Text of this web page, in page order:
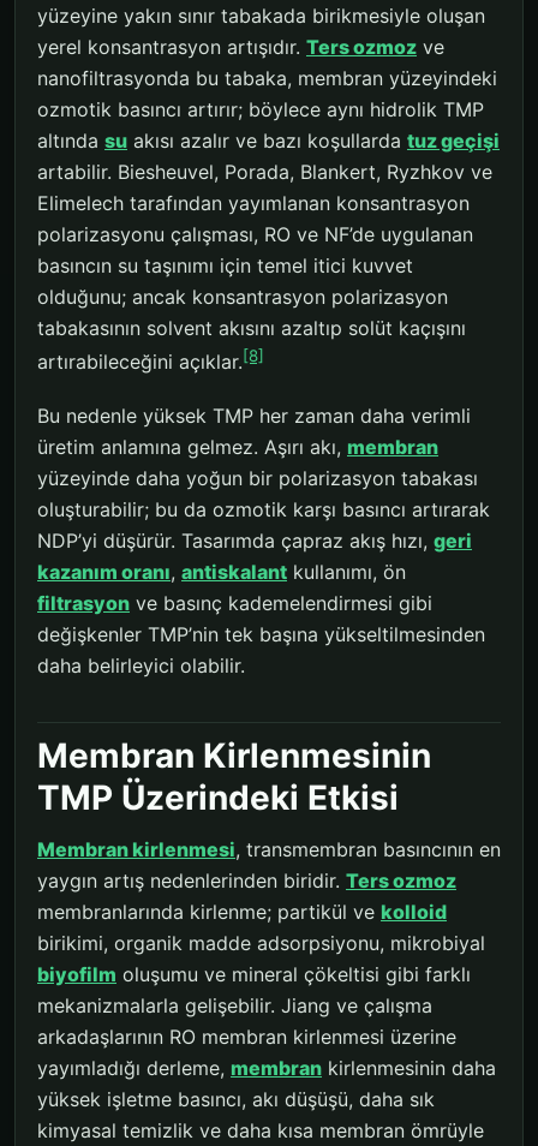
yüzeyine yakın sınır tabakada birikmesiyle oluşan
yerel konsantrasyon artışıdır. Ters ozmoz ve
nanofiltrasyonda bu tabaka, membran yüzeyindeki
ozmotik basıncı artırır; böylece aynı hidrolik TMP
altında su akısı azalır ve bazı koşullarda tuz geçişi
artabilir. Biesheuvel, Porada, Blankert, Ryzhkov ve
Elimelech tarafından yayımlanan konsantrasyon
polarizasyonu çalışması, RO ve NF’de uygulanan
basıncın su taşınımı için temel itici kuvvet
olduğunu; ancak konsantrasyon polarizasyon
tabakasının solvent akısını azaltıp solüt kaçışını
artırabileceğini açıklar.[8]
Bu nedenle yüksek TMP her zaman daha verimli
üretim anlamına gelmez. Aşırı akı, membran
yüzeyinde daha yoğun bir polarizasyon tabakası
oluşturabilir; bu da ozmotik karşı basıncı artırarak
NDP’yi düşürür. Tasarımda çapraz akış hızı, geri
kazanım oranı, antiskalant kullanımı, ön
filtrasyon ve basınç kademelendirmesi gibi
değişkenler TMP’nin tek başına yükseltilmesinden
daha belirleyici olabilir.
Membran Kirlenmesinin
TMP Üzerindeki Etkisi
Membran kirlenmesi, transmembran basıncının en
yaygın artış nedenlerinden biridir. Ters ozmoz
membranlarında kirlenme; partikül ve kolloid
birikimi, organik madde adsorpsiyonu, mikrobiyal
biyofilm oluşumu ve mineral çökeltisi gibi farklı
mekanizmalarla gelişebilir. Jiang ve çalışma
arkadaşlarının RO membran kirlenmesi üzerine
yayımladığı derleme, membran kirlenmesinin daha
yüksek işletme basıncı, akı düşüşü, daha sık
kimyasal temizlik ve daha kısa membran ömrüyle